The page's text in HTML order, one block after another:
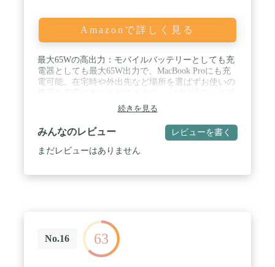
Amazonで詳しく見る
最大65Wの高出力：モバイルバッテリーとしても充
電器としても最大65W出力で、MacBook Proにも充
電可能。在宅時や外出先など場所を選ばずお使いの
リッド設計：USB急速充電器とモバイルバッテリー
の機能を兼ね備えたFusionモデル。 モバイルバッテ
リーとしてはスマホ約2回分を充電可能な容量で、
コンパクトさとパワフルさを両立しています。 / 持
ち運びに適した小型設計：iPhone 16 Proよりもコン
マートフォンから ノートPCまで幅広い機器に使用
可能です。 / パッケージ内容：Anker Prime Power
Bank (9600mAh, 65W, Fusion) 、USB-C & USB-C ケ
ーブル (0.9m)、ストラップ、取扱説明書、カスタマ
続きを見る
みんなのレビュー レビューを書く
まだレビューはありません
No.16 63